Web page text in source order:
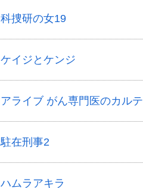
科捜研の女19
ケイジとケンジ
アライブ がん専門医のカルテ
駐在刑事2
ハムラアキラ